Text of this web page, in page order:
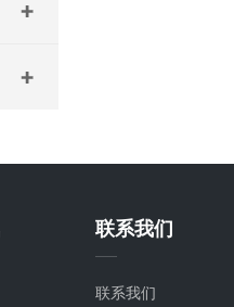
联系我们
联系我们